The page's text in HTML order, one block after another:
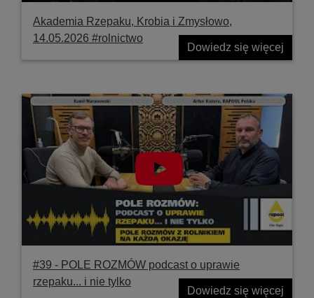
Akademia Rzepaku, Krobia i Zmysłowo,
14.05.2026 #rolnictwo
Dowiedz się więcej
#39 ‐ POLE ROZMÓW podcast o uprawie
rzepaku... i nie tylko
Dowiedz się więcej